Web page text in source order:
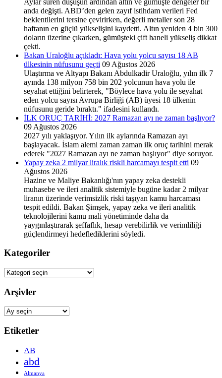
anda değişti. ABD’den gelen zayıf istihdam verileri Fed
beklentilerini tersine çevirirken, değerli metaller son 28
haftanın en güçlü yükselişini kaydetti. Altın yeniden 4 bin 300
doların üzerine çıkarken, gümüşteki çift haneli yükseliş dikkat
çekti.
Bakan Uraloğlu açıkladı: Hava yolu yolcu sayısı 18 AB
ülkesinin nüfusunu geçti 09 Ağustos 2026
Ulaştırma ve Altyapı Bakanı Abdulkadir Uraloğlu, yılın ilk 7
ayında 138 milyon 758 bin 202 yolcunun hava yolu ile
seyahat ettiğini belirterek, "Böylece hava yolu ile seyahat
eden yolcu sayısı Avrupa Birliği (AB) üyesi 18 ülkenin
nüfusunu geride bıraktı." ifadesini kullandı.
İLK ORUÇ TARİHİ: 2027 Ramazan ayı ne zaman başlıyor?
09 Ağustos 2026
2027 yılı yaklaşıyor. Yılın ilk aylarında Ramazan ayı
başlayacak. İslam alemi zaman zaman ilk oruç tarihini merak
ederek "2027 Ramazan ayı ne zaman başlıyor" diye soruyor.
Yapay zeka 2 milyar liralık riskli harcamayı tespit etti 09
Ağustos 2026
Hazine ve Maliye Bakanlığı'nın yapay zeka destekli
muhasebe ve ileri analitik sistemiyle bugüne kadar 2 milyar
liranın üzerinde verimsizlik riski taşıyan kamu harcaması
tespit edildi. Bakan Şimşek, yapay zeka ve ileri analitik
teknolojilerini kamu mali yönetiminde daha da
yaygınlaştırarak şeffaflık, hesap verebilirlik ve verimliliği
güçlendirmeyi hedeflediklerini söyledi.
Kategoriler
Kategoriler
Arşivler
Arşivler
Etiketler
AB
abd
Almanya